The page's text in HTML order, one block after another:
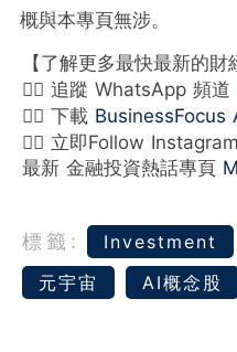
概與本專頁無涉。
【了解更多最快最新的財
👉🏻 追蹤 WhatsApp 頻道
👉🏻 下載 BusinessFocus
👉🏻 立即Follow Instagram
最新 金融投資熱話專頁
標籤: Investment
元宇宙
AI概念股